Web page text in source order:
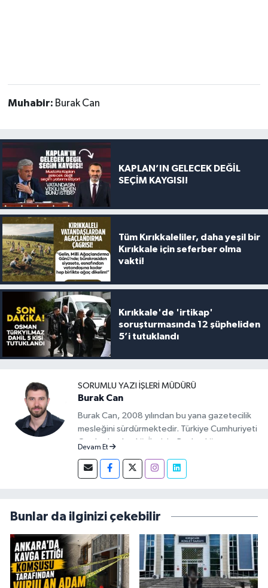
Muhabir: Burak Can
KAPLAN’IN GELECEK DEĞİL
SEÇİM KAYGISI!
Tüm Kırıkkaleliler, daha yeşil bir
Kırıkkale için seferber olma
vakti!
Kırıkkale'de 'irtikap'
soruşturmasında 12 şüpheliden
5’i tutuklandı
SORUMLU YAZI İŞLERI MÜDÜRÜ
Burak Can
Burak Can, 2008 yılından bu yana gazetecilik
mesleğini sürdürmektedir. Türkiye Cumhuriyeti
Cumhurbaşkanlığı İletişim Başkanlığı
2026 yılları arasında Demirören Haber Ajansı
(DHA) Kırıkkale Muhabiri olarak görev yapan
olarak sürdürmektedir.
Devam Et
Bunlar da ilginizi çekebilir